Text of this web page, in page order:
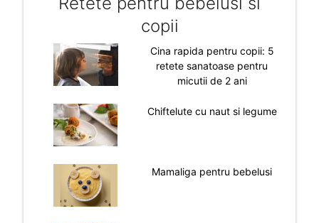
copii
Cina rapida pentru copii: 5
retete sanatoase pentru
micutii de 2 ani
Chiftelute cu naut si legume
Mamaliga pentru bebelusi